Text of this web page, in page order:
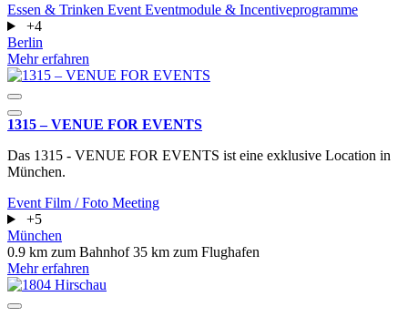
Essen & Trinken Event Eventmodule & Incentiveprogramme
+4
Berlin
Mehr erfahren
1315 – VENUE FOR EVENTS
Das 1315 - VENUE FOR EVENTS ist eine exklusive Location in
München.
Event Film / Foto Meeting
+5
München
0.9 km zum Bahnhof35 km zum Flughafen
Mehr erfahren